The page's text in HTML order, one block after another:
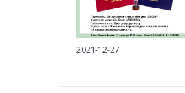
2021-12-27